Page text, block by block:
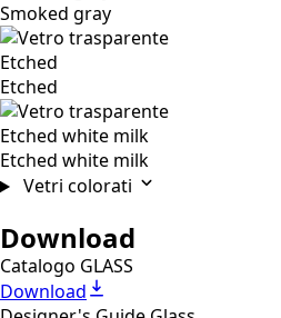
Smoked gray
Etched
Etched white milk
Vetri colorati
Download
Catalogo GLASS
Download